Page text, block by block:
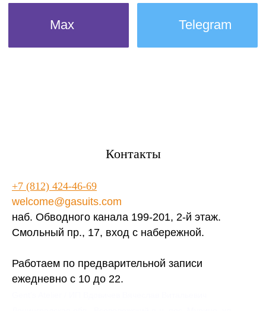
Контакты
+7 (812) 424-46-69
welcome@gasuits.com
наб. Обводного канала 199-201, 2-й этаж.
Смольный пр., 17, вход с набережной.
Работаем по предварительной записи
ежедневно с 10 до 22.